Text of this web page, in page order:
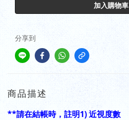
加入購物車
分享到
商品描述
**請在結帳時，註明1) 近視度數